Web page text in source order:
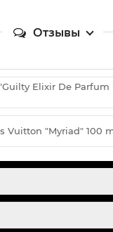
Отзывы
Elixir De
Vuitton "Myriad" 100